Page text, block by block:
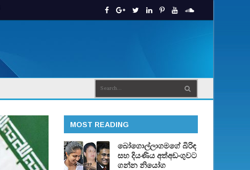
MOST READING
බෝගොල්ලාගමගේ බිරිඳ
සහ දියණිය අත්අඩංගුවට
ගන්න නියෝග